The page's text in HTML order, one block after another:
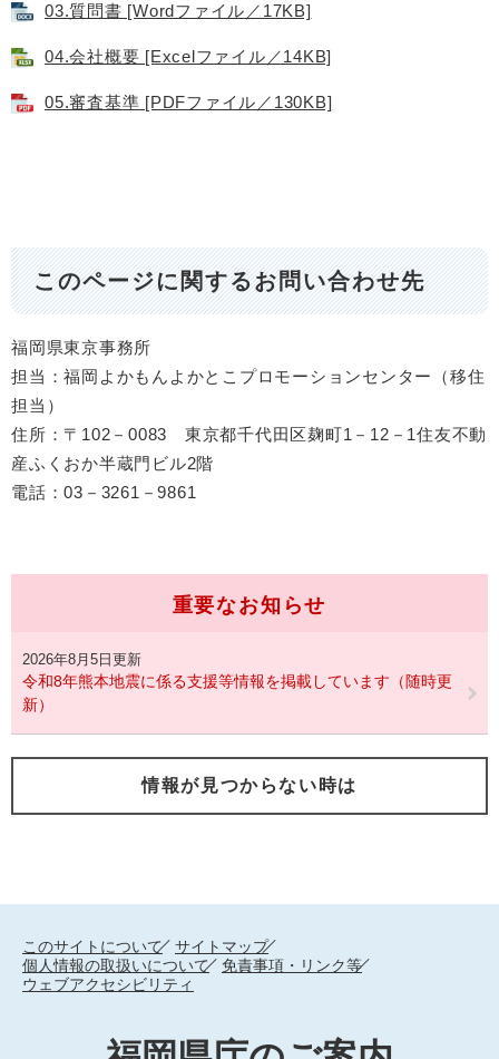
03.質問書 [Wordファイル／17KB]
04.会社概要 [Excelファイル／14KB]
05.審査基準 [PDFファイル／130KB]
このページに関するお問い合わせ先
福岡県東京事務所
担当：福岡よかもんよかとこプロモーションセンター（移住
担当）
住所：〒102－0083 東京都千代田区麹町1－12－1住友不動
産ふくおか半蔵門ビル2階
電話：03－3261－9861
重要なお知らせ
2026年8月5日更新
令和8年熊本地震に係る支援等情報を掲載しています（随時更
新）
情報が見つからない時は
このサイトについて
サイトマップ
個人情報の取扱いについて
免責事項・リンク等
ウェブアクセシビリティ